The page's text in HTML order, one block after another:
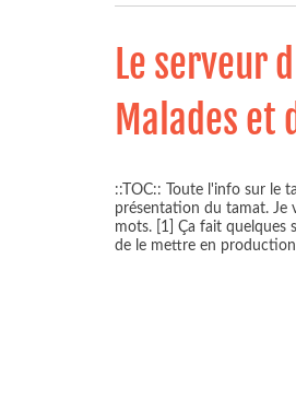
Le serveur
Malades et
::TOC:: Toute l'info sur le
présentation du tamat. Je
mots. [1] Ça fait quelques
de le mettre en